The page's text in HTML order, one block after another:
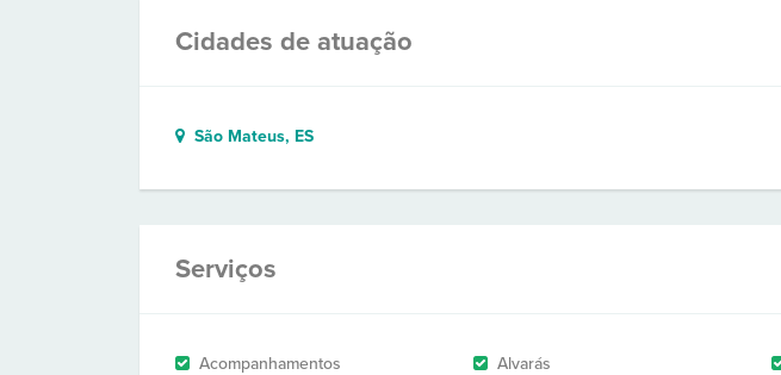
Cidades de atuação
São Mateus, ES
Serviços
Acompanhamentos Alvarás